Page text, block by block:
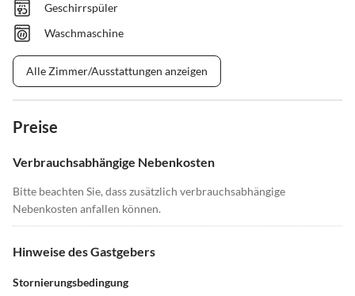
Geschirrspüler
Waschmaschine
Alle Zimmer/Ausstattungen anzeigen
Preise
Verbrauchsabhängige Nebenkosten
Bitte beachten Sie, dass zusätzlich verbrauchsabhängige
Nebenkosten anfallen können.
Hinweise des Gastgebers
Stornierungsbedingung